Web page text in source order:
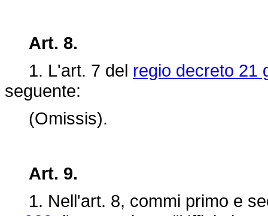
Art. 8.
1. L'art. 7 del regio decreto 21
seguente:
(Omissis).
Art. 9.
1. Nell'art. 8, commi primo e